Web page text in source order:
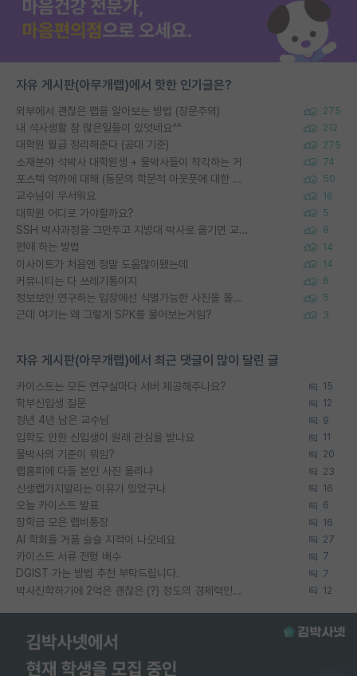
자유 게시판(아무개랩)에서 핫한 인기글은?
외부에서 괜찮은 랩을 알아보는 방법 (장문주의) 275
내 석사생활 참 많은일들이 있엇네요^^ 212
대학원 월급 정리해준다 (공대 기준) 275
소재분야 석박사 대학원생 + 물박사들이 착각하는 거 74
포스텍 억까에 대해 (동문의 학문적 아웃풋에 대한 반박) 50
교수님이 무서워요 16
대학원 어디로 가야할까요? 5
SSH 박사과정을 그만두고 지방대 박사로 옮기면 교수의 꿈은 끝일까요? 9
편애 하는 방법 14
이사이트가 처음엔 정말 도움많이됐는데 14
커뮤니티는 다 쓰레기통이지 6
정보보안 연구하는 입장에선 식별가능한 사진을 올리는건 비추이긴함 5
근데 여기는 왜 그렇게 SPK를 물어보는거임? 3
자유 게시판(아무개랩)에서 최근 댓글이 많이 달린 글
카이스트는 모든 연구실마다 서버 제공해주나요? 15
학부신입생 질문 12
정년 4년 남은 교수님 9
입학도 안한 신입생이 원래 관심을 받나요 11
물박사의 기준이 뭐임? 20
랩홈피에 다들 본인 사진 올리냐 23
신생랩가지말라는 이유가 있었구나 16
오늘 카이스트 발표 6
장학금 모은 랩비통장 16
AI 학회들 거품 슬슬 지적이 나오네요 27
카이스트 서류 전형 배수 7
DGIST 가는 방법 추천 부탁드립니다. 7
박사진학하기에 2억은 괜찮은 (?) 정도의 경제력인가요 12